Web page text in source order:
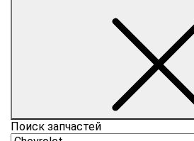
Поиск запчастей